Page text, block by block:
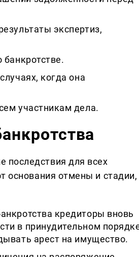
экспертиз,
когда она
участникам дела.
последствия для всех
основания отмены и стадии,
кредиторы вновь
в принудительном
арест на имущество.